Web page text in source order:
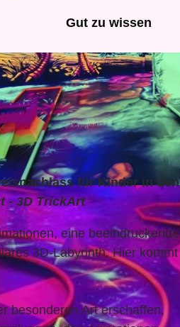
District |
Gut zu wissen
für Kinder in den
- 3D TrickArt
eine beeindruckende
3D-Labyrinth. Hier kommt
besonderen Art erschaffen,